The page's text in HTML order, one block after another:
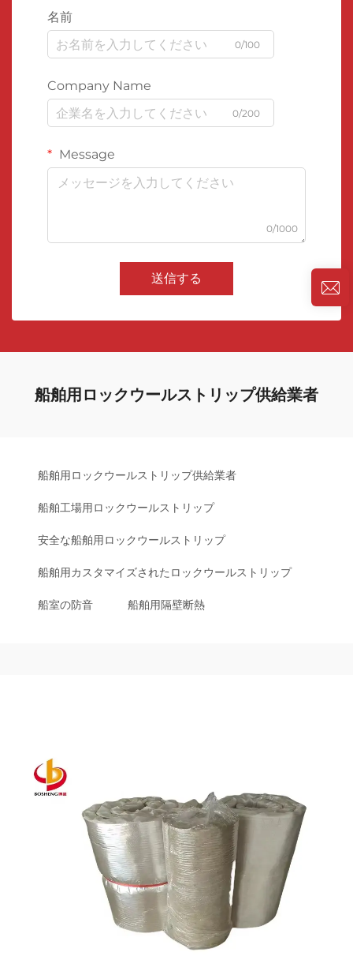
名前
0/100
Company Name
0/200
Message
0/1000
送信する
船舶用ロックウールストリップ供給業者
船舶用ロックウールストリップ供給業者
船舶工場用ロックウールストリップ
安全な船舶用ロックウールストリップ
船舶用カスタマイズされたロックウールストリップ
船室の防音 船舶用隔壁断熱